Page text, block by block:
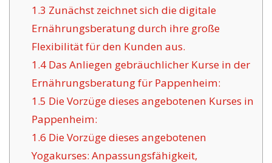
1.3 Zunächst zeichnet sich die digitale
Ernährungsberatung durch ihre große
Flexibilität für den Kunden aus.
1.4Das Anliegen gebräuchlicher Kurse in der
Ernährungsberatung für Pappenheim:
1.5 Die Vorzüge dieses angebotenen Kurses in
Pappenheim:
1.6 Die Vorzüge dieses angebotenen
Yogakurses: Anpassungsfähigkeit,